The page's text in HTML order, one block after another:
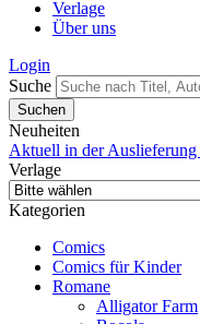
Verlage
Über uns
Login
Suche
Neuheiten
Aktuell in der Auslieferung
Verlage
Kategorien
Comics
Comics für Kinder
Romane
Alligator Farm